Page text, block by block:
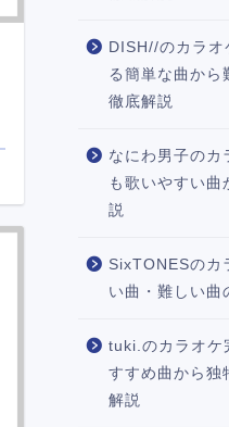
DISH//のカラオ
る簡単な曲から
徹底解説
なにわ男子のカ
も歌いやすい曲
説
SixTONESのカ
い曲・難しい曲
tuki.のカラオケ
すすめ曲から独
解説